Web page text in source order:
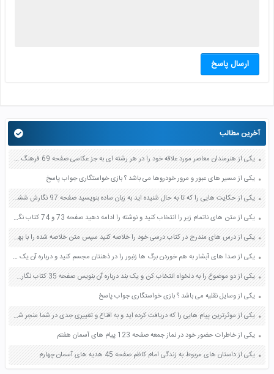
ارسال پاسخ
آخرین مطالب
یکی از هنرمندان معاصر مورد علاقه خود را در هر رشته ای به جز عکاسی صفحه 69 فرهنگ و هنر نهم
یکی از مسیر های عبور و مرور خودروها می باشد ؟ بازی خواستگاری جواب پاسخ
یکی از حکایت هایی را که تا به حال شنیده اید به زبان ساده بنویسید صفحه 97 نگارش ششم دبستان
یکی از متن های ناتمام زیر را انتخاب کنید و نوشته را ادامه دهید صفحه 73 و 74 کتاب نگارش فارسی پنجم دبستان
یکی از درس های مندرج در کتاب درسی خود را خلاصه کنید سپس متن خلاصه شده را با بهره گیری از روش های دسته بندی نمودار جدول نقشه مفهومی نشان دهید صفحه 118 نگارش یازدهم
یکی از صدا های آبشار به هم خوردن برگ ها زنبور را در ذهنتان مجسم کنید و درباره آن یک بند بنویسید صفحه 11 نگارش پنجم
یکی از دو موضوع را به دلخواه انتخاب کن و یک بند درباره آن بنویس صفحه 35 کتاب نگارش فارسی سوم
یکی از وسایل نقلیه می باشد ؟ بازی خواستگاری جواب پاسخ
یکی از موثرترین پیام هایی را که دریافت کرده اید و به اقناع و تغییری جدی در شما منجر شده است برسی کنید و علت این تاثیر گذاری قابل توجه را بنویسید صفحه 52 تفکر و سواد رسانه ای دهم
یکی از خاطرات حضور خود در نماز جمعه صفحه 123 پیام های آسمان هفتم
یکی از داستان های مربوط به زندگی امام کاظم صفحه 45 هدیه های آسمان چهارم